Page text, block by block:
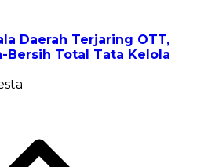
Daerah Terjaring OTT,
Bersih Total Tata Kelola